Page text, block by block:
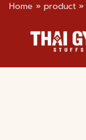
Home » product »
content